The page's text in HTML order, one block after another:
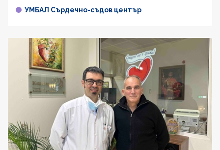
УМБАЛ Сърдечно-съдов център